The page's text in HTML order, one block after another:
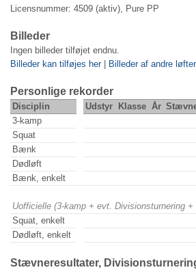
Licensnummer: 4509 (aktiv), Pure PP
Billeder
Ingen billeder tilføjet endnu.
Billeder kan tilføjes her| Billeder af andre
Personlige rekorder
Disciplin Udstyr Klasse År
3-kamp
Squat
Bænk
Dødløft
Bænk, enkelt
Uofficielle (3-kamp + evt. Divisionsturnering
Squat, enkelt
Dødløft, enkelt
Stævneresultater,